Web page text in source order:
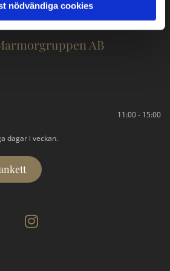
nödvändiga cookies
AB
11:00 - 15:00
dagar i veckan.